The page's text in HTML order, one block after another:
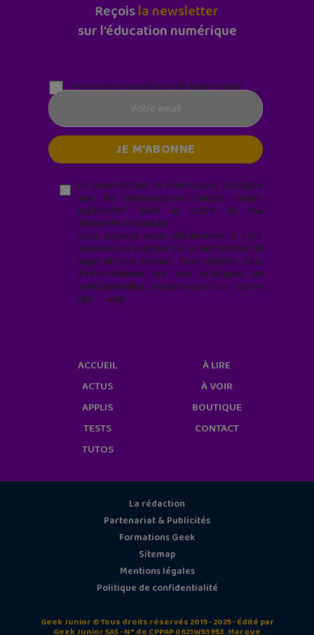
Reçoisla newsletter
sur l'éducation numérique
Parentalité numérique (le lundi matin)
En soumettant ce formulaire, j’accepte
que les informations saisies soient
exploitées* dans le cadre de ma
demande de contact.
Vous pouvez vous désabonner à tout
moment en cliquant sur le lien en bas de
page de nos emails. Pour obtenir plus
d'informations sur nos pratiques de
confidentialité, rendez-vous sur notre
site web
ACCUEIL
ACTUS
APPLIS
TESTS
TUTOS
À LIRE
À VOIR
BOUTIQUE
CONTACT
La rédaction
Partenariat & Publicités
Formations Geek
Sitemap
Mentions légales
Politique de confidentialité
Geek Junior © Tous droits réservés 2015 - 2025 - Édité par
Geek Junior SAS - N° de CPPAP 0621W93953. Marque